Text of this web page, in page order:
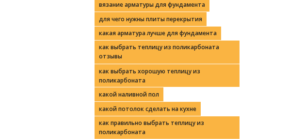
вязание арматуры для фундамента
для чего нужны плиты перекрытия
какая арматура лучше для фундамента
как выбрать теплицу из поликарбоната
отзывы
как выбрать хорошую теплицу из
поликарбоната
какой наливной пол
какой потолок сделать на кухне
как правильно выбрать теплицу из
поликарбоната